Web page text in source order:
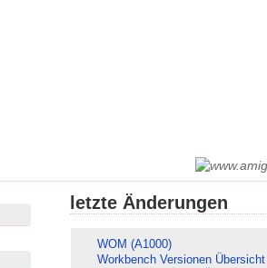
letzte Änderungen
WOM (A1000)
Workbench Versionen Übersicht